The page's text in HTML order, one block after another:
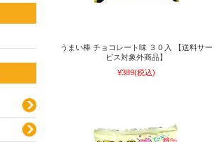
うまい棒 チョコレート味 ３０入 【送料サー
ビス対象外商品】
¥389(税込)